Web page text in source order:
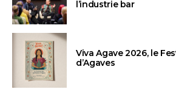
l’industrie bar
Viva Agave 2026, le
d’Agaves